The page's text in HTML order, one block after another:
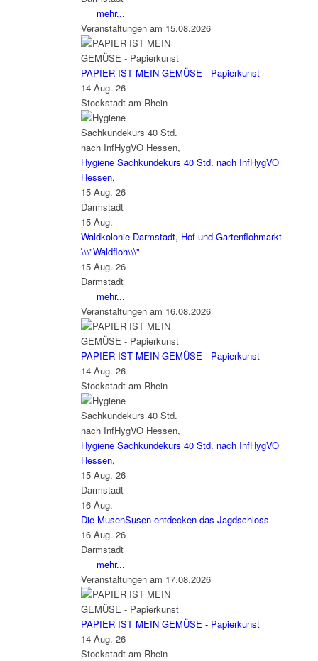
mehr...
Veranstaltungen am 15.08.2026
PAPIER IST MEIN GEMÜSE - Papierkunst
14 Aug. 26
Stockstadt am Rhein
Hygiene Sachkundekurs 40 Std. nach InfHygVO
Hessen,
15 Aug. 26
Darmstadt
15 Aug.
Waldkolonie Darmstadt, Hof und-Gartenflohmarkt
\\\"Waldfloh\\\"
15 Aug. 26
Darmstadt
mehr...
Veranstaltungen am 16.08.2026
PAPIER IST MEIN GEMÜSE - Papierkunst
14 Aug. 26
Stockstadt am Rhein
Hygiene Sachkundekurs 40 Std. nach InfHygVO
Hessen,
15 Aug. 26
Darmstadt
16 Aug.
Die MusenSusen entdecken das Jagdschloss
16 Aug. 26
Darmstadt
mehr...
Veranstaltungen am 17.08.2026
PAPIER IST MEIN GEMÜSE - Papierkunst
14 Aug. 26
Stockstadt am Rhein